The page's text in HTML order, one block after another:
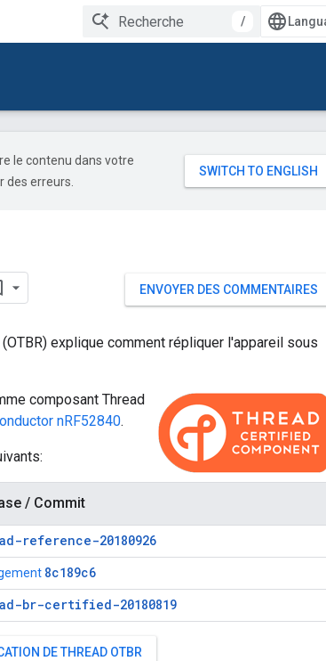
/
le contenu dans votre
des erreurs.
ENVOYER DES COMMENTAIRES
explique comment répliquer l'appareil sous
composant Thread
nRF52840.
/ Commit
reference-20180926
8c189c6
br-certified-20180819
DE THREAD OTBR